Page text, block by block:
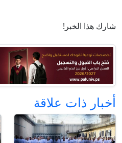
شارك هذا الخبر!
أخبار ذات علاقة